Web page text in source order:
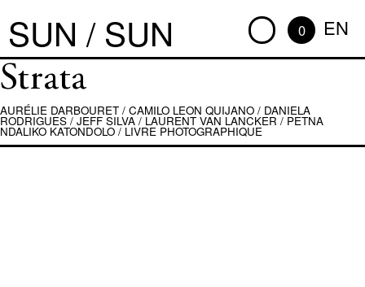
SUN / SUN 0 EN
Strata
AURÉLIE DARBOURET / CAMILO LEON QUIJANO / DANIELA
RODRIGUES / JEFF SILVA / LAURENT VAN LANCKER / PETNA
NDALIKO KATONDOLO / LIVRE PHOTOGRAPHIQUE